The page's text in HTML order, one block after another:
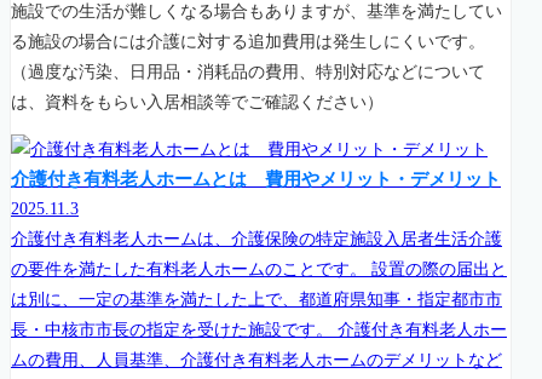
施設での生活が難しくなる場合もありますが、基準を満たしてい
る施設の場合には介護に対する追加費用は発生しにくいです。
（過度な汚染、日用品・消耗品の費用、特別対応などについて
は、資料をもらい入居相談等でご確認ください）
介護付き有料老人ホームとは 費用やメリット・デメリット
2025.11.3
介護付き有料老人ホームは、介護保険の特定施設入居者生活介護
の要件を満たした有料老人ホームのことです。 設置の際の届出と
は別に、一定の基準を満たした上で、都道府県知事・指定都市市
長・中核市市長の指定を受けた施設です。 介護付き有料老人ホー
ムの費用、人員基準、介護付き有料老人ホームのデメリットなど